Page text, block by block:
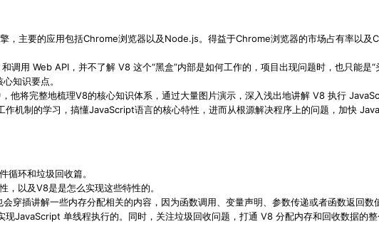
主要的应用包括Chrome浏览器以及Node.js。得益于Chrome浏览器的市场占有率以及
用 Web API，并不了解 V8 这个“黑盒”内部是如何工作的，项目出现问题时，也只能是“
知识要点。
将完整地梳理V8的核心知识体系，通过大量图片演示，深入浅出地讲解 V8 执行
机制的学习，搞懂JavaScript语言的核心特性，进而从根源解决程序上的问题，加快
环和垃圾回收篇。
，以及V8是是怎么实现这些特性的。
穿插讲解一些内存分配相关的内容，因为函数调用、变量声明、参数传递或者函数返回数
现JavaScript 单线程执行的。同时，关注垃圾回收问题，打通 V8 分配内存和回收数据的